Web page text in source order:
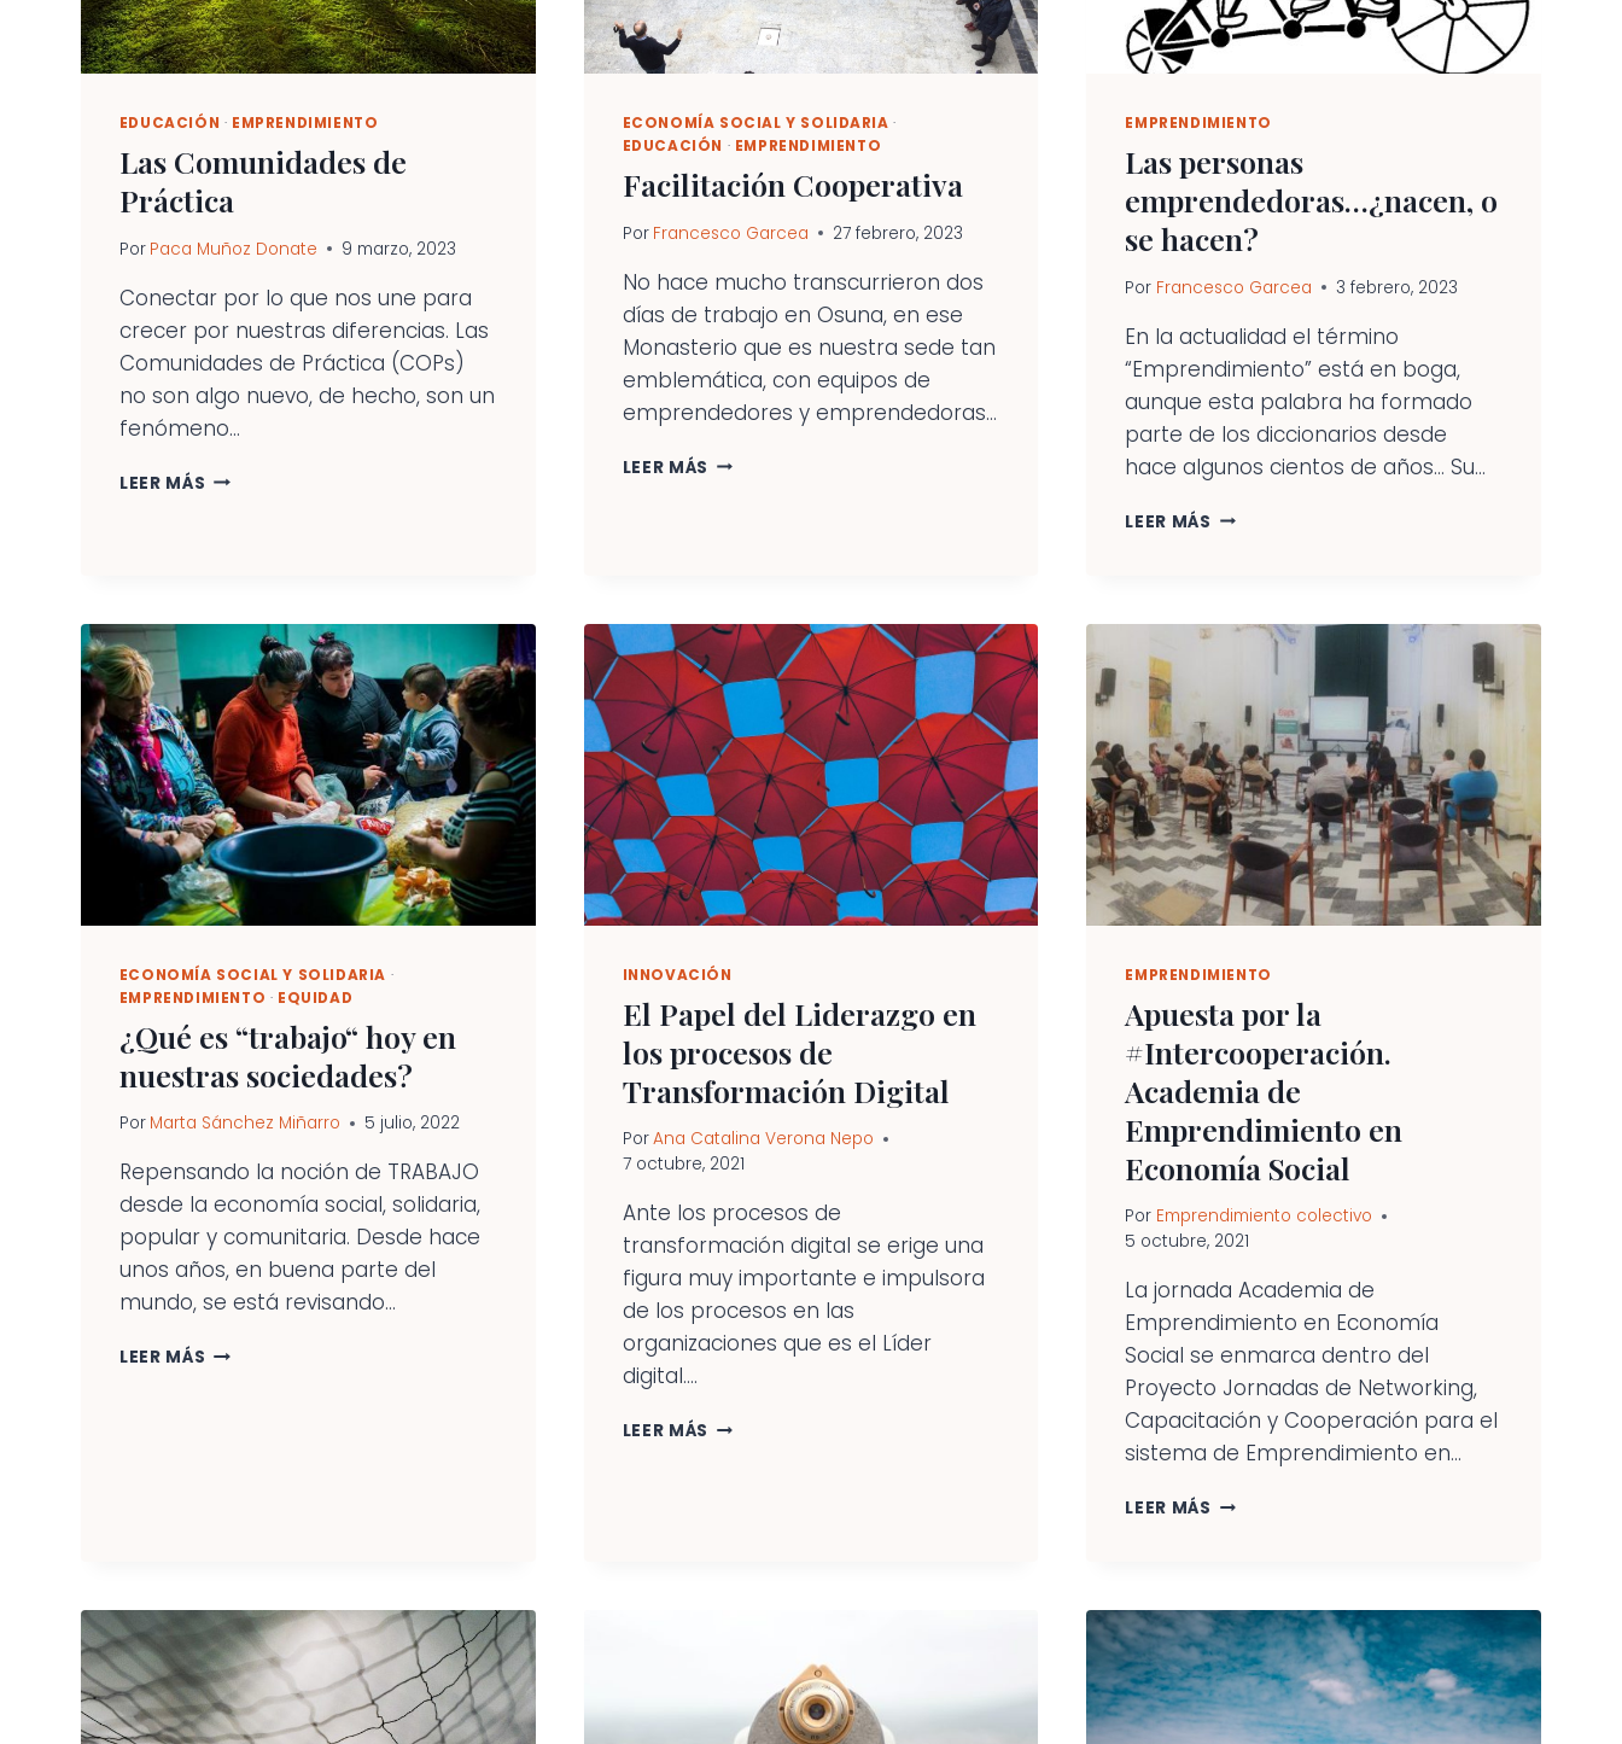
EDUCACIÓN · EMPRENDIMIENTO
Las Comunidades de
Práctica
Por Paca Muñoz Donate 9 marzo, 2023
Conectar por lo que nos une para
crecer por nuestras diferencias. Las
Comunidades de Práctica (COPs)
no son algo nuevo, de hecho, son un
fenómeno...
LEER MÁS LAS
ECONOMÍA SOCIAL Y SOLIDARIA ·
EDUCACIÓN · EMPRENDIMIENTO
Facilitación Cooperativa
Por Francesco Garcea 27 febrero, 2023
No hace mucho transcurrieron dos
días de trabajo en Osuna, en ese
Monasterio que es nuestra sede tan
emblemática, con equipos de
emprendedores y emprendedoras...
LEER MÁS FACILITACIÓN
EMPRENDIMIENTO
Las personas
emprendedoras…¿nacen, o
se hacen?
Por Francesco Garcea 3 febrero, 2023
En la actualidad el término
“Emprendimiento” está en boga,
aunque esta palabra ha formado
parte de los diccionarios desde
hace algunos cientos de años… Su...
LEER MÁS LAS
SE
ECONOMÍA SOCIAL Y SOLIDARIA ·
EMPRENDIMIENTO · EQUIDAD
¿Qué es “trabajo“ hoy en
nuestras sociedades?
Por Marta Sánchez Miñarro 5 julio, 2022
Repensando la noción de TRABAJO
desde la economía social, solidaria,
popular y comunitaria. Desde hace
unos años, en buena parte del
mundo, se está revisando...
LEER MÁS ¿QUÉ
INNOVACIÓN
El Papel del Liderazgo en
los procesos de
Transformación Digital
PorAna Catalina Verona Nepo
7 octubre, 2021
Ante los procesos de
transformación digital se erige una
figura muy importante e impulsora
de los procesos en las
organizaciones que es el Líder
digital....
LEER MÁS EL
EMPRENDIMIENTO
Apuesta por la
#Intercooperación.
Academia de
Emprendimiento en
Economía Social
Por Emprendimiento colectivo
5 octubre, 2021
La jornada Academia de
Emprendimiento en Economía
Social se enmarca dentro del
Proyecto Jornadas de Networking,
Capacitación y Cooperación para el
sistema de Emprendimiento en...
LEER MÁS APUESTA
DE
EMPRENDIMIENTO
EN
ECONOMÍA
SOCIAL